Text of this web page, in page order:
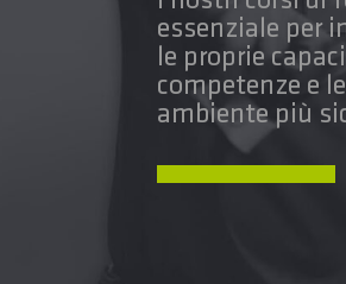
essenziale per
le proprie
competenze e
ambiente più